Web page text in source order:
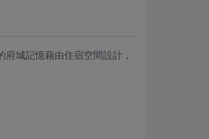
城記憶藉由住宿空間設計，